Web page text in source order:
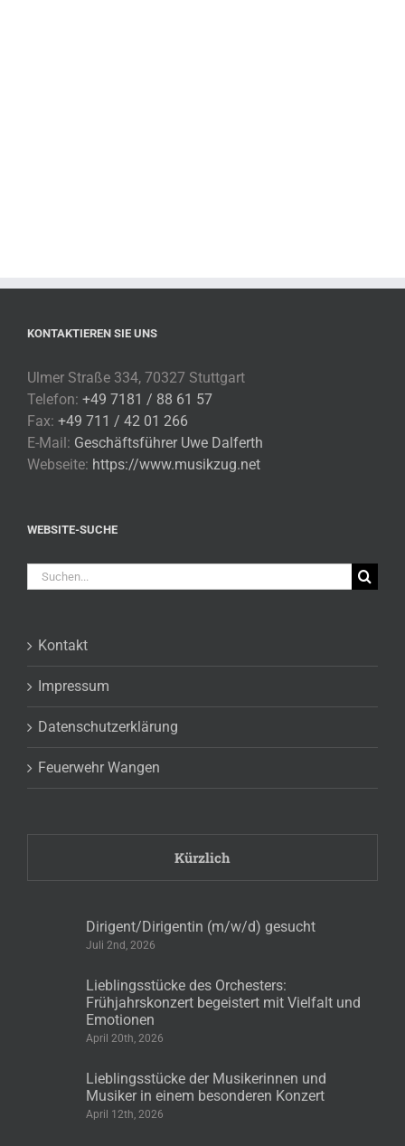
KONTAKTIEREN SIE UNS
Ulmer Straße 334, 70327 Stuttgart
Telefon: +49 7181 / 88 61 57
Fax: +49 711 / 42 01 266
E-Mail: Geschäftsführer Uwe Dalferth
Webseite: https://www.musikzug.net
WEBSITE-SUCHE
Suche
nach:
Kontakt
Impressum
Datenschutzerklärung
Feuerwehr Wangen
Kürzlich
Dirigent/Dirigentin (m/w/d) gesucht
Juli 2nd, 2026
Lieblingsstücke des Orchesters:
Frühjahrskonzert begeistert mit Vielfalt und
Emotionen
April 20th, 2026
Lieblingsstücke der Musikerinnen und
Musiker in einem besonderen Konzert
April 12th, 2026